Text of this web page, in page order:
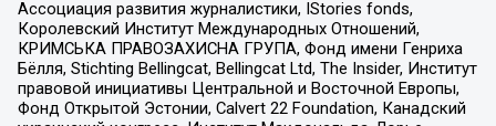
Ассоциация развития журналистики, IStories fonds,
Королевский Институт Международных Отношений,
КРИМСЬКА ПРАВОЗАХИСНА ГРУПА, Фонд имени Генриха
Бёлля, Stichting Bellingcat, Bellingcat Ltd, The Insider, Институт
правовой инициативы Центральной и Восточной Европы,
Фонд Открытой Эстонии, Calvert 22 Foundation, Канадский